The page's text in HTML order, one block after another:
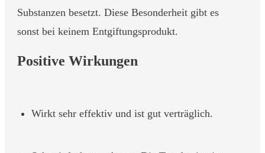
Substanzen besetzt. Diese Besonderheit gibt es
sonst bei keinem Entgiftungsprodukt.
Positive Wirkungen
Wirkt sehr effektiv und ist gut verträglich.